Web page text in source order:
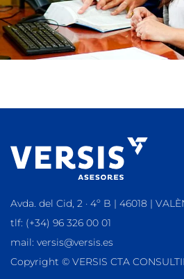
Avda. del Cid, 2 · 4º B | 46018 |
tlf: (+34) 96 326 00 01
mail: versis@versis.es
Copyright © VERSIS CTA